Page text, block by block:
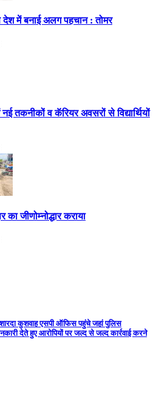
में बनाई अलग पहचान : तोमर
नई तकनीकों व कॅरियर अवसरों से विद्यार्थियों
का जीणोम्नोद्धार कराया
कुशवाह एसपी ऑफिस पहुंचे जहां पुलिस
देते हुए आरोपियों पर जल्द से जल्द कार्रवाई करने